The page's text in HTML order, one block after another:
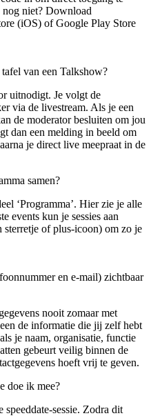
niet? Download
(iOS) of Google Play Store
van een Talkshow?
uitnodigt. Je volgt de
via de livestream. Als je een
de moderator besluiten om jou
dan een melding in beeld om
je direct live meepraat in de
samen?
‘Programma’. Hier zie je alle
events kun je sessies aan
sterretje of plus-icoon) om zo je
en e-mail) zichtbaar
nooit zomaar met
de informatie die jij zelf hebt
je naam, organisatie, functie
gebeurt veilig binnen de
hoeft vrij te geven.
doe ik mee?
sessie. Zodra dit